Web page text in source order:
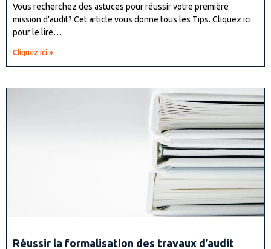
Vous recherchez des astuces pour réussir votre première
mission d’audit? Cet article vous donne tous les Tips. Cliquez ici
pour le lire…
Cliquez ici »
Réussir la formalisation des travaux d’audit